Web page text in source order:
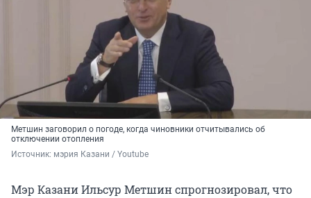
Метшин заговорил о погоде, когда чиновники отчитывались об
отключении отопления
Источник: мэрия Казани / Youtube
Мэр Казани Ильсур Метшин спрогнозировал, что